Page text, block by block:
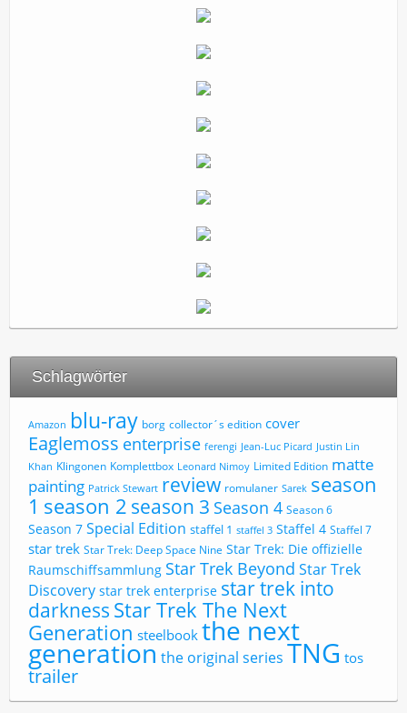
Schlagwörter
Amazon blu-ray borg collector´s edition cover
Eaglemoss enterprise ferengi Jean-Luc Picard Justin Lin
Khan Klingonen Komplettbox Leonard Nimoy Limited Edition matte
painting Patrick Stewart review romulaner Sarek season
1 season 2 season 3 Season 4 Season 6
Season 7 Special Edition staffel 1 staffel 3 Staffel 4 Staffel 7
star trek Star Trek: Deep Space Nine Star Trek: Die offizielle
Raumschiffsammlung Star Trek Beyond Star Trek
Discovery star trek enterprise star trek into
darkness Star Trek The Next
Generation steelbook the next
generation the original series TNG tos
trailer